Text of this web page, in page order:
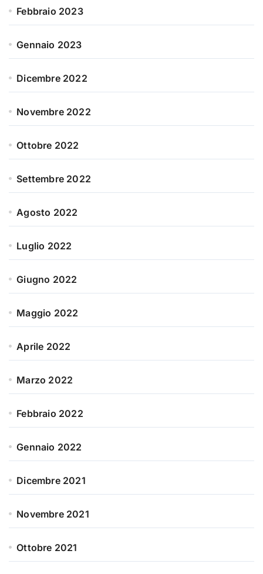
Febbraio 2023
Gennaio 2023
Dicembre 2022
Novembre 2022
Ottobre 2022
Settembre 2022
Agosto 2022
Luglio 2022
Giugno 2022
Maggio 2022
Aprile 2022
Marzo 2022
Febbraio 2022
Gennaio 2022
Dicembre 2021
Novembre 2021
Ottobre 2021